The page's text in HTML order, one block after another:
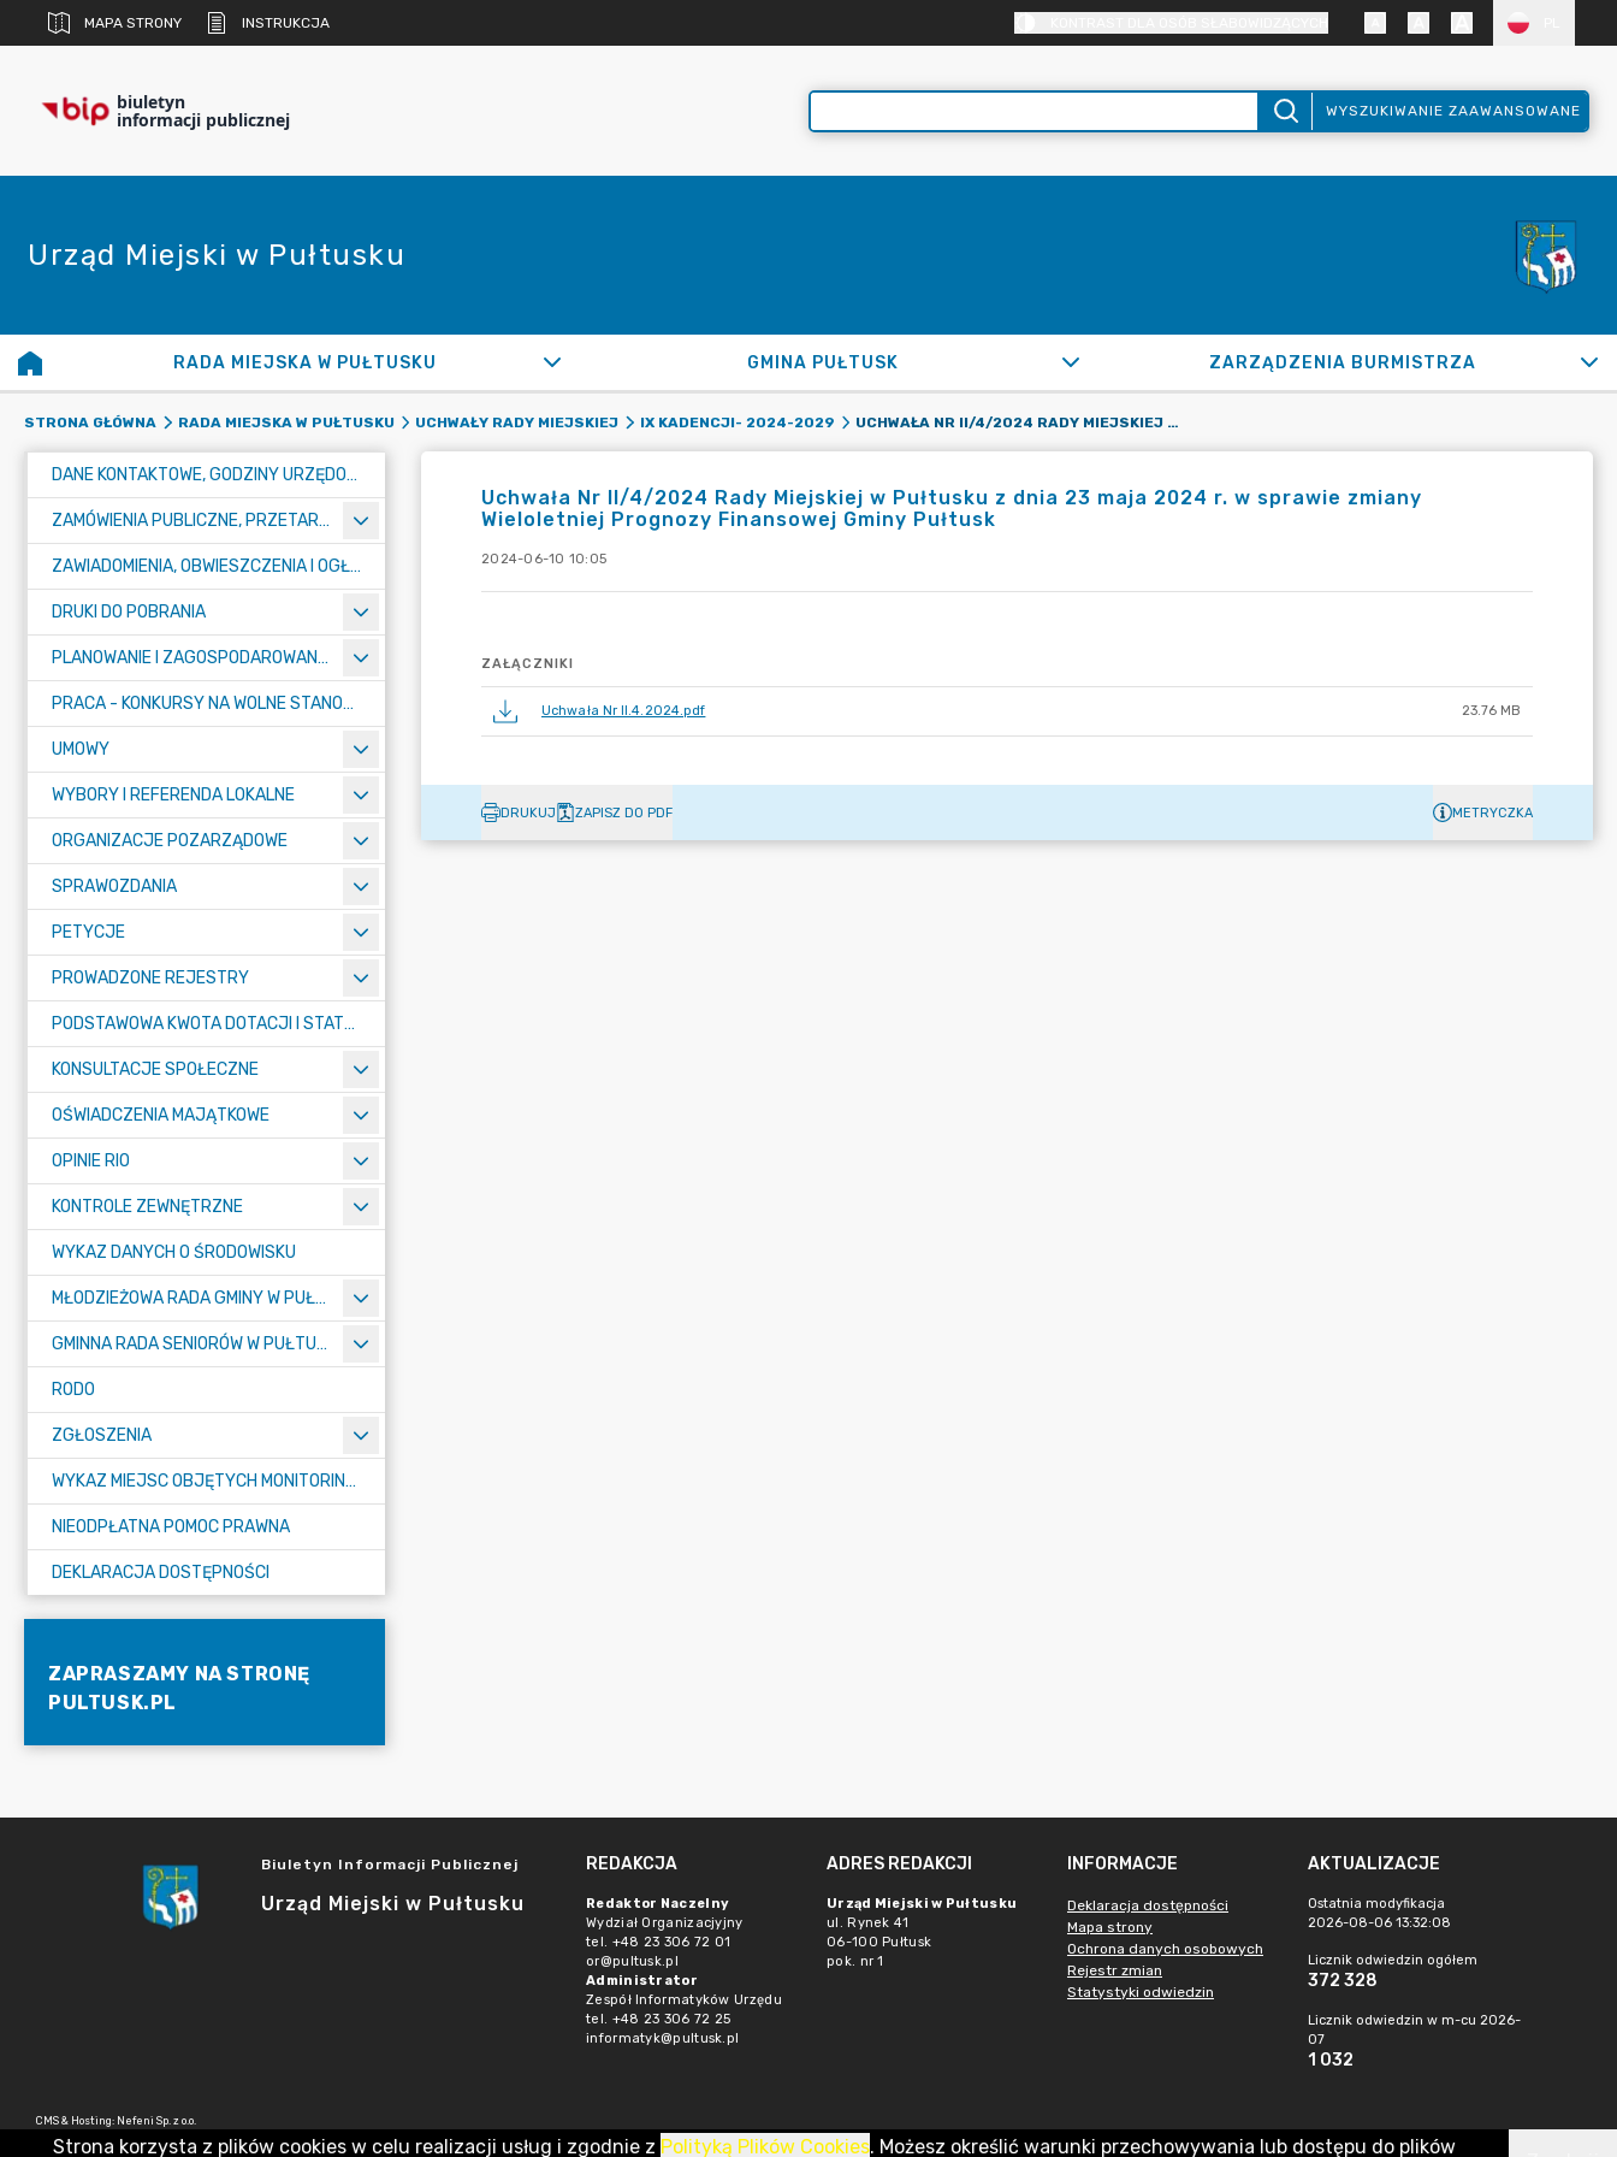
MAPA STRONY INSTRUKCJA
biuletyn
informacji publicznej WYSZUKIWANIE ZAAWANSOWANE
Urząd Miejski w Pułtusku
RADA MIEJSKA W PUŁTUSKU GMINA PUŁTUSK ZARZĄDZENIA BURMISTRZA
STRONA GŁÓWNA RADA MIEJSKA W PUŁTUSKU UCHWAŁY RADY MIEJSKIEJ IX KADENCJI- 2024-2029 UCHWAŁA NR II/4/2024 RADY MIEJSKIEJ W PUŁTUSKU Z DNIA 23 MAJA 2024 R. W SPRAWIE ZMIANY WIELOLETNIEJ PROGNOZY FINANSOWEJ GMINY PUŁTUSK
DANE KONTAKTOWE, GODZINY URZĘDOWANIA I NUMER KONTA BANKOWEGO
ZAMÓWIENIA PUBLICZNE, PRZETARGI, KONKURSY
ZAWIADOMIENIA, OBWIESZCZENIA I OGŁOSZENIA
DRUKI DO POBRANIA
PLANOWANIE I ZAGOSPODAROWANIE PRZESTRZENNE
PRACA - KONKURSY NA WOLNE STANOWISKA
UMOWY
WYBORY I REFERENDA LOKALNE
ORGANIZACJE POZARZĄDOWE
SPRAWOZDANIA
PETYCJE
PROWADZONE REJESTRY
PODSTAWOWA KWOTA DOTACJI I STATYSTYCZNA LICZBA UCZNIÓW
KONSULTACJE SPOŁECZNE
OŚWIADCZENIA MAJĄTKOWE
OPINIE RIO
KONTROLE ZEWNĘTRZNE
WYKAZ DANYCH O ŚRODOWISKU
MŁODZIEŻOWA RADA GMINY W PUŁTUSKU
GMINNA RADA SENIORÓW W PUŁTUSKU
RODO
ZGŁOSZENIA
WYKAZ MIEJSC OBJĘTYCH MONITORINGIEM
NIEODPŁATNA POMOC PRAWNA
DEKLARACJA DOSTĘPNOŚCI
ZAPRASZAMY NA STRONĘ
PULTUSK.PL
Uchwała Nr II/4/2024 Rady Miejskiej w Pułtusku z dnia 23 maja 2024 r. w sprawie zmiany
Wieloletniej Prognozy Finansowej Gminy Pułtusk
2024-06-10 10:05
ZAŁĄCZNIKI
Uchwała Nr II.4.2024.pdf 23.76 MB
DRUKUJ ZAPISZ DO PDF METRYCZKA
Biuletyn Informacji Publicznej
Urząd Miejski w Pułtusku
REDAKCJA
Redaktor Naczelny
Wydział Organizacjyjny
tel. +48 23 306 72 01
or@pultusk.pl
Administrator
Zespół Informatyków Urzędu
tel. +48 23 306 72 25
informatyk@pultusk.pl
ADRES REDAKCJI
Urząd Miejski w Pułtusku
ul. Rynek 41
06-100 Pułtusk
pok. nr 1
INFORMACJE
Deklaracja dostępności
Mapa strony
Ochrona danych osobowych
Rejestr zmian
Statystyki odwiedzin
AKTUALIZACJE
Ostatnia modyfikacja
2026-08-06 13:32:08
Licznik odwiedzin ogółem
372 328
Licznik odwiedzin w m-cu 2026-
07
1 032
CMS & Hosting: Nefeni Sp. z o.o.
Strona korzysta z plików cookies w celu realizacji usług i zgodnie z Polityką Plików Cookies. Możesz określić warunki przechowywania lub dostępu do plików